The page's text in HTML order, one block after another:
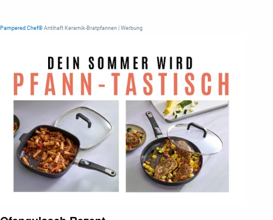
Pampered Chef® Antihaft Keramik-Bratpfannen | Werbung